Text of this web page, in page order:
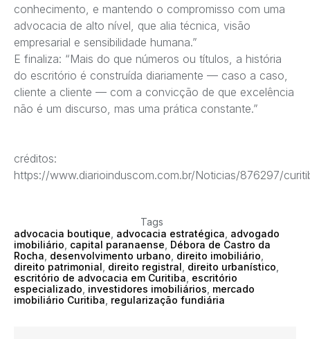
conhecimento, e mantendo o compromisso com uma
advocacia de alto nível, que alia técnica, visão
empresarial e sensibilidade humana.”
E finaliza: “Mais do que números ou títulos, a história
do escritório é construída diariamente — caso a caso,
cliente a cliente — com a convicção de que excelência
não é um discurso, mas uma prática constante.”
ㅤㅤㅤㅤㅤㅤㅤㅤㅤㅤㅤㅤㅤㅤㅤcréditos:
https://www.diarioinduscom.com.br/Noticias/876297/
Tags
advocacia boutique advocacia estratégica advogado
imobiliário capital paranaense Débora de Castro da
Rocha desenvolvimento urbano direito imobiliário
direito patrimonial direito registral direito urbanístico
escritório de advocacia em Curitiba escritório
especializado investidores imobiliários mercado
imobiliário Curitiba regularização fundiária